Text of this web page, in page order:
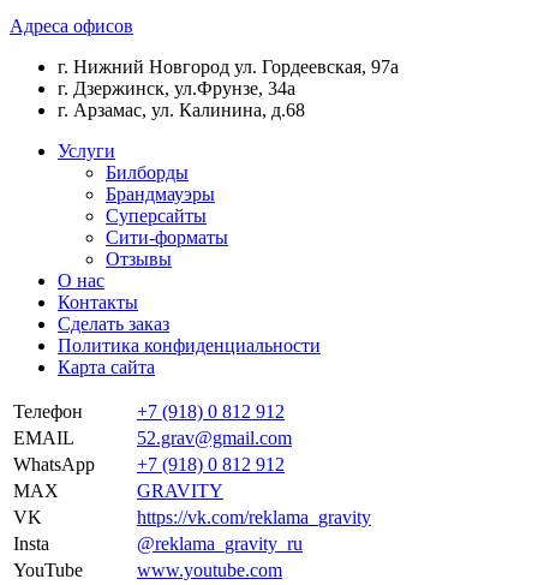
Адреса офисов
г. Нижний Новгород ул. Гордеевская, 97а
г. Дзержинск, ул.Фрунзе, 34а
г. Арзамас, ул. Калинина, д.68
Услуги
Билборды
Брандмауэры
Суперсайты
Сити-форматы
Отзывы
О нас
Контакты
Сделать заказ
Политика конфиденциальности
Карта сайта
Телефон
+7 (918) 0 812 912
EMAIL
52.grav@gmail.com
WhatsApp
+7 (918) 0 812 912
MAX
GRAVITY
VK
https://vk.com/reklama_gravity
Insta
@reklama_gravity_ru
YouTube
www.youtube.com